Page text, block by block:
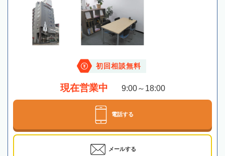
初回相談無料
現在営業中 9:00～18:00
電話する
メールする